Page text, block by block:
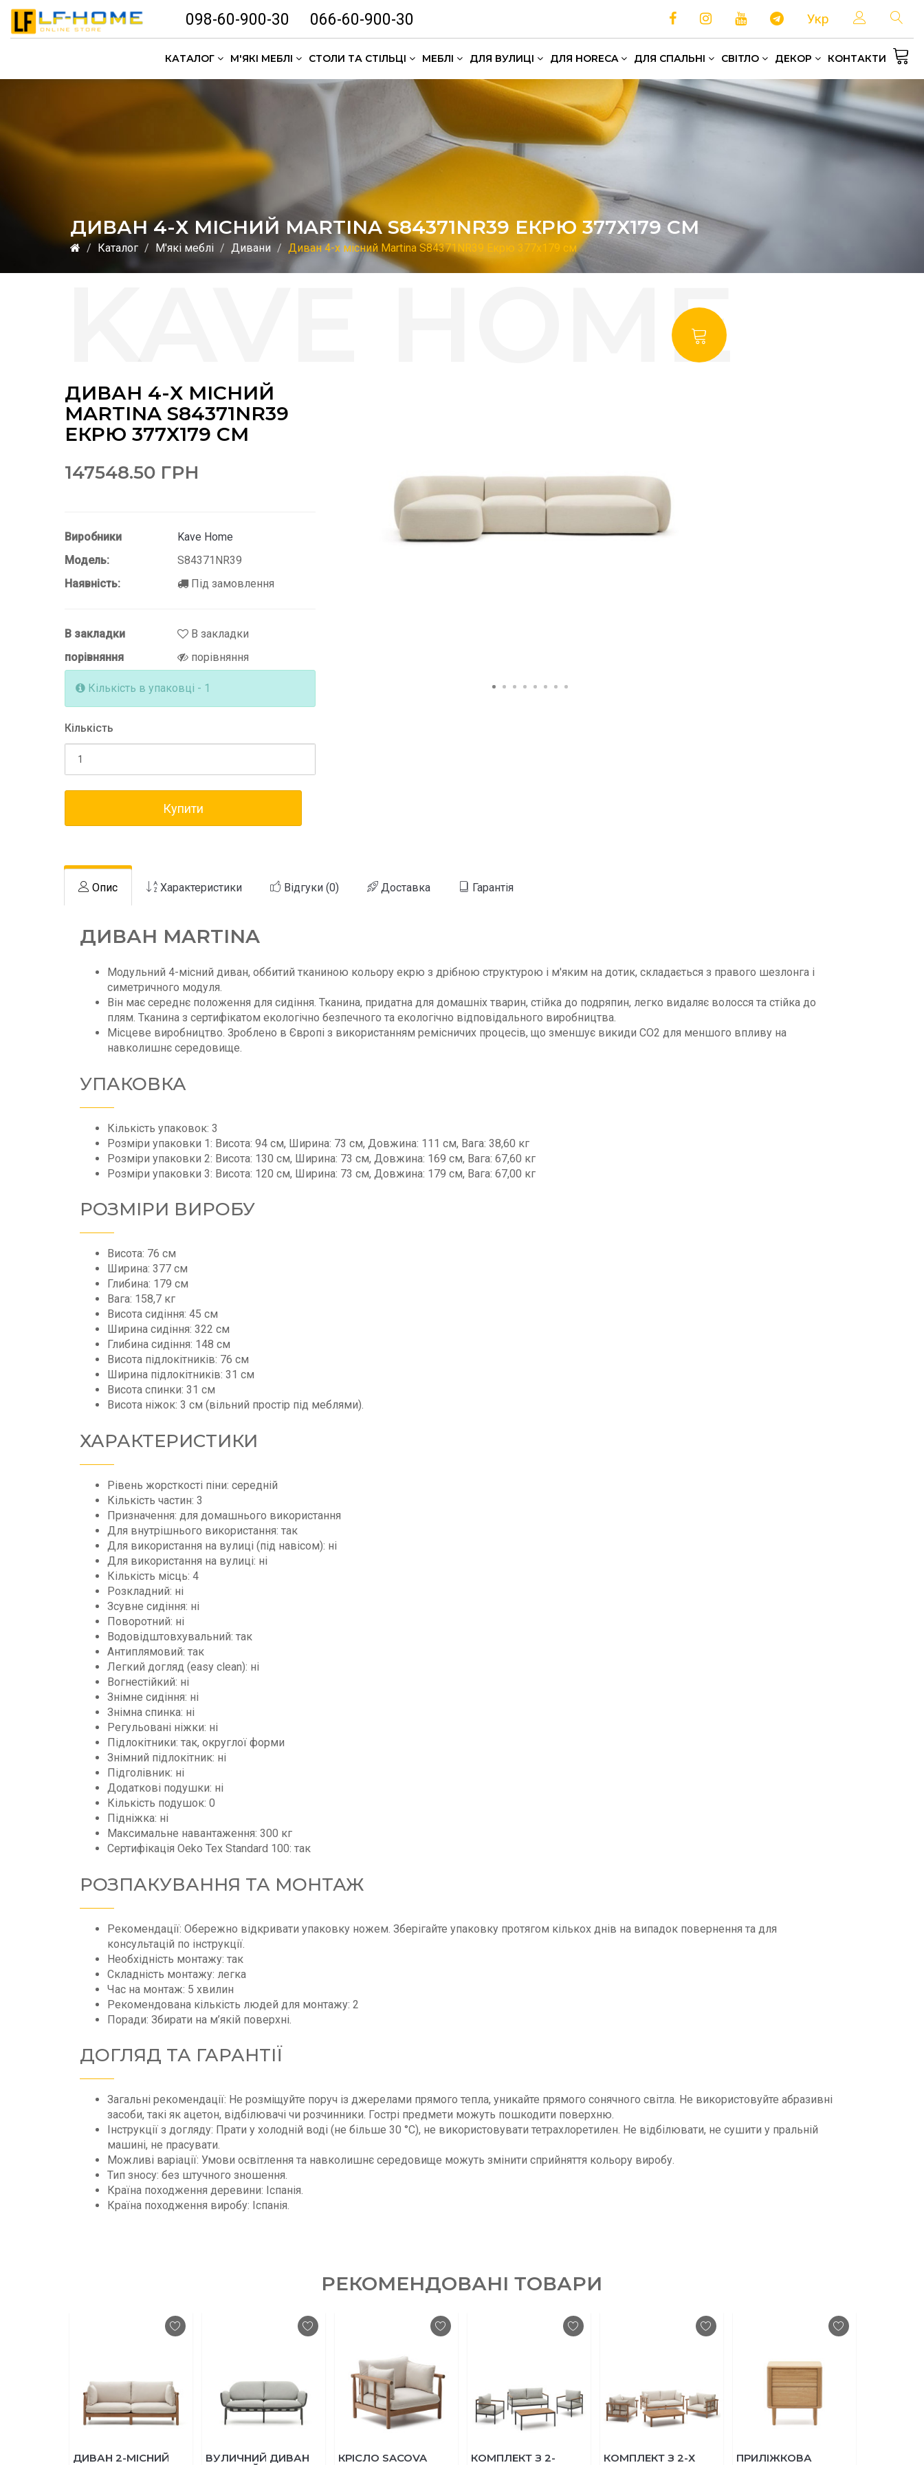
098-60-900-30 066-60-900-30 Укр
КАТАЛОГ М'ЯКІ МЕБЛІ СТОЛИ ТА СТІЛЬЦІ МЕБЛІ ДЛЯ ВУЛИЦІ ДЛЯ HORECA ДЛЯ СПАЛЬНІ СВІТЛО ДЕКОР КОНТАКТИ
ДИВАН 4-Х МІСНИЙ MARTINA S84371NR39 ЕКРЮ 377Х179 СМ
Каталог М'які меблі Дивани Диван 4-х місний Martina S84371NR39 Екрю 377х179 см
ДИВАН 4-Х МІСНИЙ
MARTINA S84371NR39
ЕКРЮ 377Х179 СМ
147548.50 ГРН
Виробники
Kave Home
Модель:
S84371NR39
Наявність:
Під замовлення
В закладки
В закладки
порівняння
порівняння
Кількість в упаковці - 1
Кількість
Купити
Опис Характеристики Відгуки (0) Доставка Гарантія
ДИВАН MARTINA
Модульний 4-місний диван, оббитий тканиною кольору екрю з дрібною структурою і м'яким на дотик, складається з правого шезлонга і
симетричного модуля.
Він має середнє положення для сидіння. Тканина, придатна для домашніх тварин, стійка до подряпин, легко видаляє волосся та стійка до
плям. Тканина з сертифікатом екологічно безпечного та екологічно відповідального виробництва.
Місцеве виробництво. Зроблено в Європі з використанням ремісничих процесів, що зменшує викиди CO2 для меншого впливу на
навколишнє середовище.
УПАКОВКА
Кількість упаковок: 3
Розміри упаковки 1: Висота: 94 см, Ширина: 73 см, Довжина: 111 см, Вага: 38,60 кг
Розміри упаковки 2: Висота: 130 см, Ширина: 73 см, Довжина: 169 см, Вага: 67,60 кг
Розміри упаковки 3: Висота: 120 см, Ширина: 73 см, Довжина: 179 см, Вага: 67,00 кг
РОЗМІРИ ВИРОБУ
Висота: 76 см
Ширина: 377 см
Глибина: 179 см
Вага: 158,7 кг
Висота сидіння: 45 см
Ширина сидіння: 322 см
Глибина сидіння: 148 см
Висота підлокітників: 76 см
Ширина підлокітників: 31 см
Висота спинки: 31 см
Висота ніжок: 3 см (вільний простір під меблями).
ХАРАКТЕРИСТИКИ
Рівень жорсткості піни: середній
Кількість частин: 3
Призначення: для домашнього використання
Для внутрішнього використання: так
Для використання на вулиці (під навісом): ні
Для використання на вулиці: ні
Кількість місць: 4
Розкладний: ні
Зсувне сидіння: ні
Поворотний: ні
Водовідштовхувальний: так
Антиплямовий: так
Легкий догляд (easy clean): ні
Вогнестійкий: ні
Знімне сидіння: ні
Знімна спинка: ні
Регульовані ніжки: ні
Підлокітники: так, округлої форми
Знімний підлокітник: ні
Підголівник: ні
Додаткові подушки: ні
Кількість подушок: 0
Підніжка: ні
Максимальне навантаження: 300 кг
Сертифікація Oeko Tex Standard 100: так
РОЗПАКУВАННЯ ТА МОНТАЖ
Рекомендації: Обережно відкривати упаковку ножем. Зберігайте упаковку протягом кількох днів на випадок повернення та для
консультацій по інструкції.
Необхідність монтажу: так
Складність монтажу: легка
Час на монтаж: 5 хвилин
Рекомендована кількість людей для монтажу: 2
Поради: Збирати на м’якій поверхні.
ДОГЛЯД ТА ГАРАНТІЇ
Загальні рекомендації: Не розміщуйте поруч із джерелами прямого тепла, уникайте прямого сонячного світла. Не використовуйте абразивні
засоби, такі як ацетон, відбілювачі чи розчинники. Гострі предмети можуть пошкодити поверхню.
Інструкції з догляду: Прати у холодній воді (не більше 30 °C), не використовувати тетрахлоретилен. Не відбілювати, не сушити у пральній
машині, не прасувати.
Можливі варіації: Умови освітлення та навколишнє середовище можуть змінити сприйняття кольору виробу.
Тип зносу: без штучного зношення.
Країна походження деревини: Іспанія.
Країна походження виробу: Іспанія.
РЕКОМЕНДОВАНІ ТОВАРИ
ДИВАН 2-МІСНИЙ
ВУЛИЧНИЙ ДИВАН
КРІСЛО SACOVA
КОМПЛЕКТ З 2-
КОМПЛЕКТ З 2-Х
ПРИЛІЖКОВА